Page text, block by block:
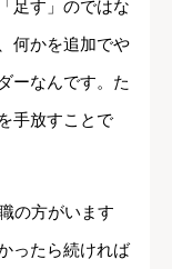
足す」のではな
何かを追加でや
ーなんです。た
手放すことで
の方がいます
ったら続ければ